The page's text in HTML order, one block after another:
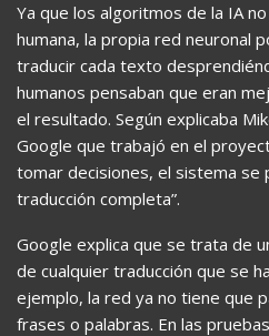
Ya que los algoritmos de la IA
humana, la propia red neuronal
traducir cada texto
humanos pensaban que eran
el resultado. Según explicaba
Google que trabajó en el
tomar decisiones, el sistema se
traducción completa”.
Google explica que se trata de
de cualquier traducción que se
ejemplo, la red ya no tiene que
frases o palabras. En las